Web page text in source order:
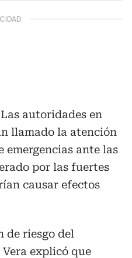
Las autoridades en
llamado la atención
emergencias ante las
por las fuertes
causar efectos
de riesgo del
explicó que